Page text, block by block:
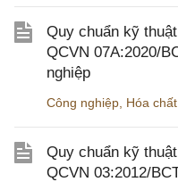
Quy chuẩn kỹ
QCVN 07A:2020/
nghiệp
Công nghiệp Hóa
Quy chuẩn kỹ
QCVN 03:2012/